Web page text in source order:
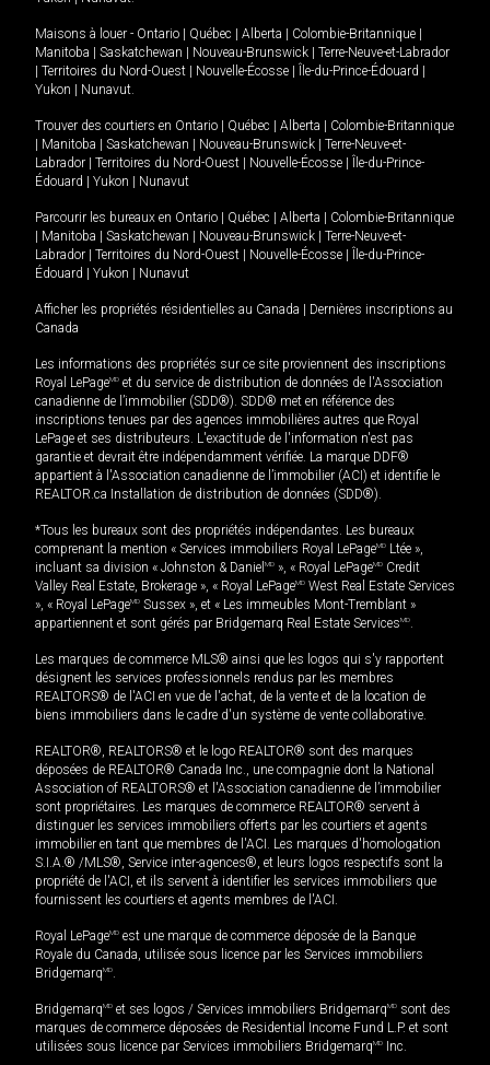
Maisons à louer - Ontario Québec Alberta Colombie-Britannique
Manitoba
Saskatchewan Nouveau-Brunswick
Terre-Neuve-et-Labrador
Territoires du Nord-Ouest Nouvelle-Écosse Île-du-Prince-Édouard
Yukon
Nunavut.
Trouver des courtiers en Ontario Québec Alberta
Colombie-Britannique
Manitoba Saskatchewan Nouveau-Brunswick
Terre-Neuve-et-
Labrador
Territoires du Nord-Ouest Nouvelle-Écosse
Île-du-Prince-
Édouard
Yukon Nunavut
Parcourir les bureaux en Ontario Québec Alberta
Colombie-Britannique
Manitoba Saskatchewan Nouveau-Brunswick
Terre-Neuve-et-
Labrador
Territoires du Nord-Ouest Nouvelle-Écosse
Île-du-Prince-
Édouard
Yukon Nunavut
Afficher les propriétés résidentielles au Canada
Dernières inscriptions au
Canada
Les informations des propriétés sur ce site proviennent des inscriptions
Royal LePageMD et du service de distribution de données de l'Association
canadienne de l’immobilier (SDD®). SDD® met en référence des
inscriptions tenues par des agences immobilières autres que Royal
LePage et ses distributeurs. L'exactitude de l'information n'est pas
garantie et devrait être indépendamment vérifiée. La marque DDF®
appartient à l'Association canadienne de l’immobilier (ACI) et identifie le
REALTOR.ca Installation de distribution de données (SDD®).
*Tous les bureaux sont des propriétés indépendantes. Les bureaux
comprenant la mention « Services immobiliers Royal LePageMD Ltée »,
incluant sa division « Johnston & Daniel MD », « Royal LePageMD Credit
Valley Real Estate, Brokerage », « Royal LePageMD West Real Estate Services
», « Royal LePageMD Sussex », et « Les immeubles Mont-Tremblant »
appartiennent et sont gérés par Bridgemarq Real Estate ServicesMD.
Les marques de commerce MLS® ainsi que les logos qui s'y rapportent
désignent les services professionnels rendus par les membres
REALTORS® de l'ACI en vue de l'achat, de la vente et de la location de
biens immobiliers dans le cadre d'un système de vente collaborative.
REALTOR®, REALTORS® et le logo REALTOR® sont des marques
déposées de REALTOR® Canada Inc., une compagnie dont la National
Association of REALTORS® et l'Association canadienne de l’immobilier
sont propriétaires. Les marques de commerce REALTOR® servent à
distinguer les services immobiliers offerts par les courtiers et agents
immobilier en tant que membres de l'ACI. Les marques d'homologation
S.I.A.® /MLS®, Service inter-agences®, et leurs logos respectifs sont la
propriété de l'ACI, et ils servent à identifier les services immobiliers que
fournissent les courtiers et agents membres de l'ACI.
Royal LePageMD est une marque de commerce déposée de la Banque
Royale du Canada, utilisée sous licence par les Services immobiliers
BridgemarqMD.
BridgemarqMD et ses logos / Services immobiliers BridgemarqMD sont des
marques de commerce déposées de Residential Income Fund L.P. et sont
utilisées sous licence par Services immobiliers BridgemarqMD Inc.